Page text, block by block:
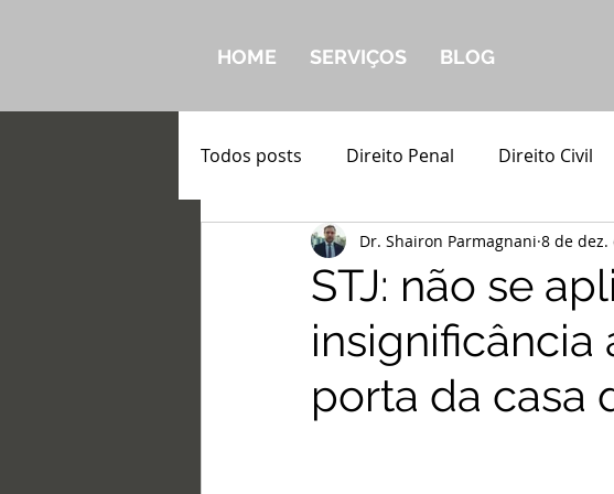
HOME SERVIÇOS BLOG
Todos posts Direito Penal Direito Civil
STJ: não se
insignificância
porta da casa
Dr. Shairon Parmagnani 8 de dez.